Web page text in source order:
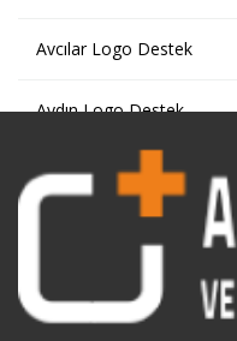
Avcılar Logo Destek
Aydın Logo Destek
Bağcılar Logo Destek
Bahçelievler Logo Destek
Bakırköy Logo Destek